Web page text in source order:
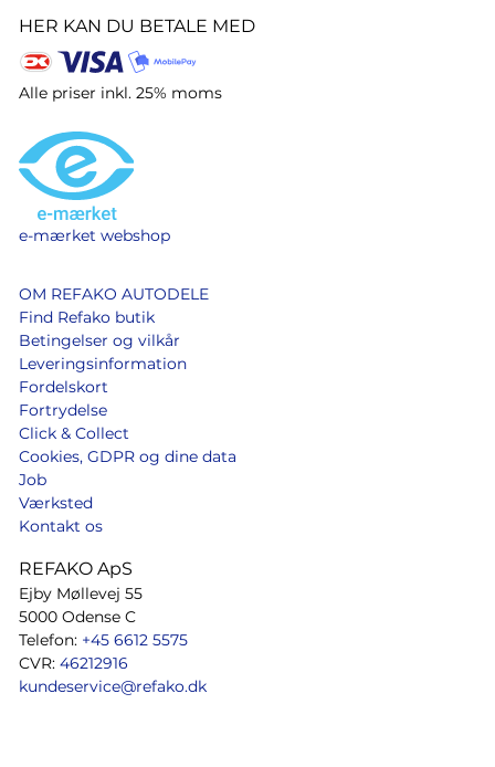
HER KAN DU BETALE MED
Alle priser inkl. 25% moms
e-mærket webshop
OM REFAKO AUTODELE
Find Refako butik
Betingelser og vilkår
Leveringsinformation
Fordelskort
Fortrydelse
Click & Collect
Cookies, GDPR og dine data
Job
Værksted
Kontakt os
REFAKO ApS
Ejby Møllevej 55
5000 Odense C
Telefon: +45 6612 5575
CVR: 46212916
kundeservice@refako.dk